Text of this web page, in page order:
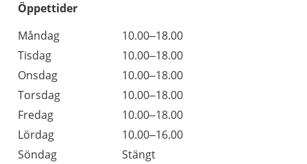
Öppettider
Dag
Öppettider
Kommentarer
Måndag
10.00–18.00
Tisdag
10.00–18.00
Onsdag
10.00–18.00
Torsdag
10.00–18.00
Fredag
10.00–18.00
Lördag
10.00–16.00
Söndag
Stängt